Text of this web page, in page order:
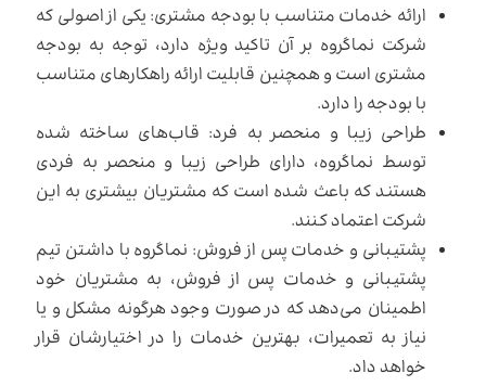
ارائه خدمات متناسب با بودجه مشتری: یکی از اصولی که
شرکت نماگروه بر آن تاکید ویژه دارد، توجه به بودجه
مشتری است و همچنین قابلیت ارائه راهکارهای متناسب
با بودجه را دارد.
طراحی زیبا و منحصر به فرد: قاب‌های ساخته شده
توسط نماگروه، دارای طراحی زیبا و منحصر به فردی
هستند که باعث شده است که مشتریان بیشتری به این
شرکت اعتماد کنند.
پشتیبانی و خدمات پس از فروش: نماگروه با داشتن تیم
پشتیبانی و خدمات پس از فروش، به مشتریان خود
اطمینان می‌دهد که در صورت وجود هرگونه مشکل و یا
نیاز به تعمیرات، بهترین خدمات را در اختیارشان قرار
خواهد داد.